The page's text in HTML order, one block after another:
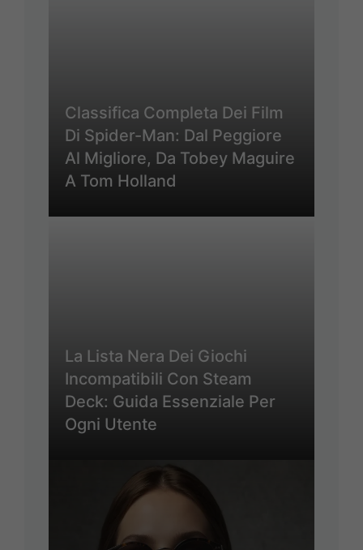
Classifica Completa Dei Film
Di Spider-Man: Dal Peggiore
Al Migliore, Da Tobey Maguire
A Tom Holland
La Lista Nera Dei Giochi
Incompatibili Con Steam
Deck: Guida Essenziale Per
Ogni Utente